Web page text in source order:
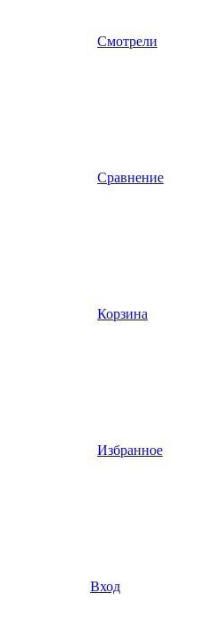
Смотрели
Сравнение
Корзина
Избранное
Вход